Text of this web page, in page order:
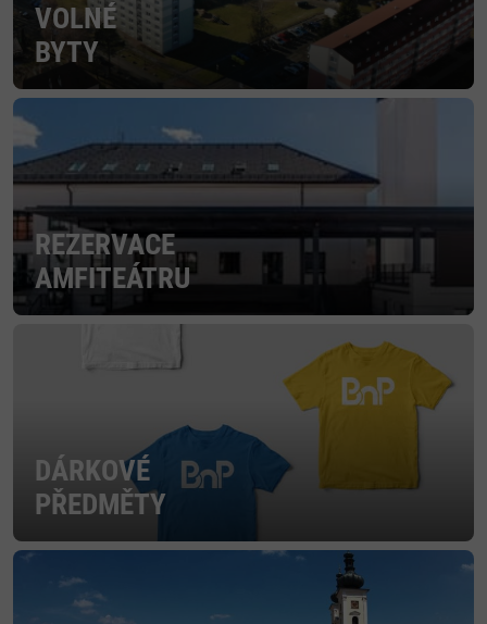
VOLNÉ
BYTY
REZERVACE
AMFITEÁTRU
DÁRKOVÉ
PŘEDMĚTY